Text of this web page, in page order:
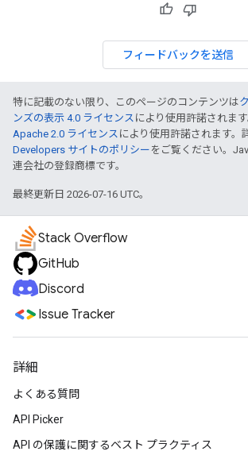
フィードバックを送信
特に記載のない限り、このページのコンテンツは
ンズの表示 4.0 ライセンス により使用許諾されま
Apache 2.0 ライセンス により使用許諾されます。
Developers サイトのポリシー をご覧ください。
連会社の登録商標です。
最終更新日 2026-07-16 UTC。
Stack Overflow
GitHub
Discord
Issue Tracker
詳細
よくある質問
API Picker
API の保護に関するベスト プラクティス